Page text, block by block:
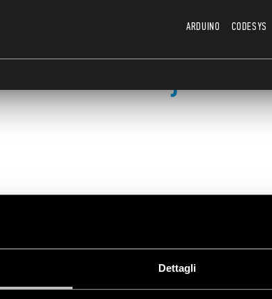
Dettagli
ARDUINO CODESYS
Dokumentacja